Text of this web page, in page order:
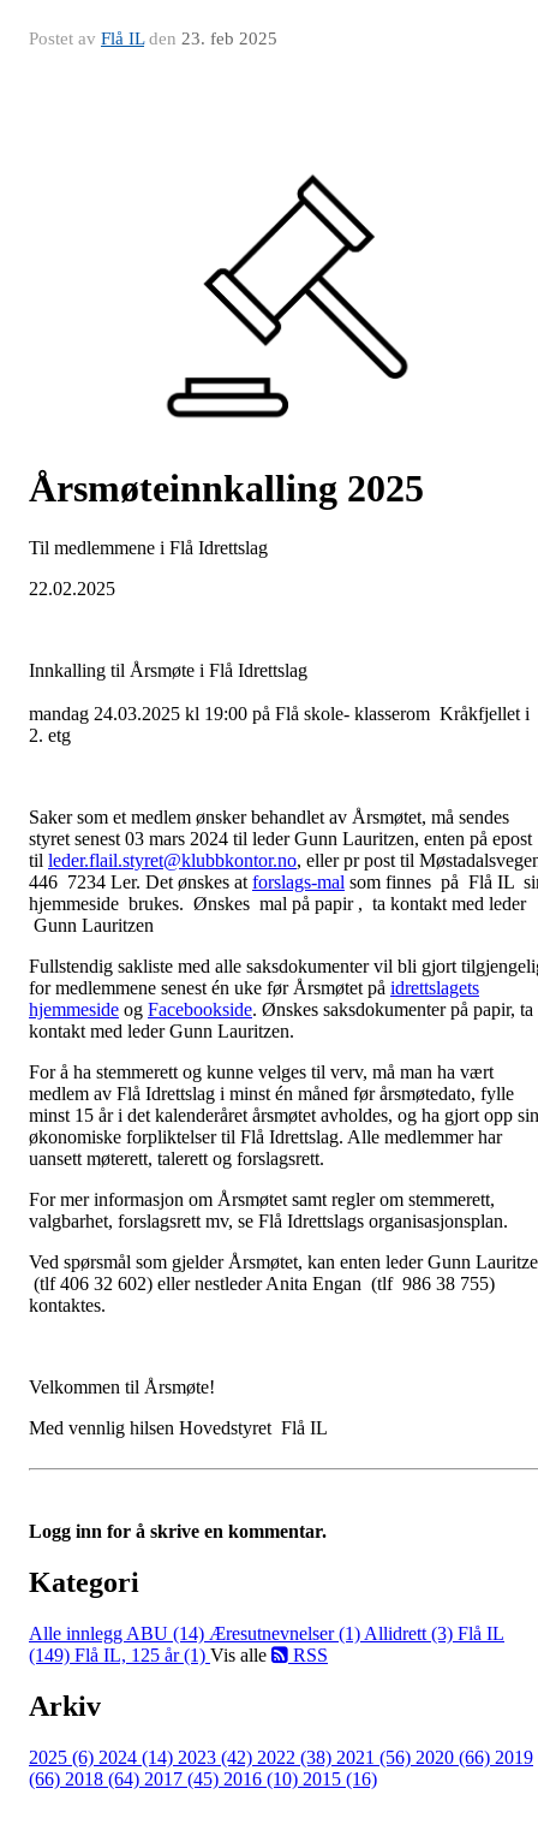
Postet av Flå ILden 23. feb 2025
Årsmøteinnkalling 2025
Til medlemmene i Flå Idrettslag
22.02.2025
Innkalling til Årsmøte i Flå Idrettslag
mandag 24.03.2025 kl 19:00 på Flå skole- klasserom Kråkfjellet i
2. etg
Saker som et medlem ønsker behandlet av Årsmøtet, må sendes
styret senest 03 mars 2024 til leder Gunn Lauritzen, enten på epost
til leder.flail.styret@klubbkontor.no, eller pr post til
446 7234 Ler. Det ønskes at forslags-mal som finnes på Flå IL
hjemmeside brukes. Ønskes mal på papir , ta kontakt med leder
Gunn Lauritzen
Fullstendig sakliste med alle saksdokumenter vil bli gjort
for medlemmene senest én uke før Årsmøtet på idrettslagets
hjemmeside og Facebookside. Ønskes saksdokumenter på papir, ta
kontakt med leder Gunn Lauritzen.
For å ha stemmerett og kunne velges til verv, må man ha vært
medlem av Flå Idrettslag i minst én måned før årsmøtedato, fylle
minst 15 år i det kalenderåret årsmøtet avholdes, og ha gjort opp
økonomiske forpliktelser til Flå Idrettslag. Alle medlemmer har
uansett møterett, talerett og forslagsrett.
For mer informasjon om Årsmøtet samt regler om stemmerett,
valgbarhet, forslagsrett mv, se Flå Idrettslags organisasjonsplan.
Ved spørsmål som gjelder Årsmøtet, kan enten leder Gunn
(tlf 406 32 602) eller nestleder Anita Engan (tlf 986 38 755)
kontaktes.
Velkommen til Årsmøte!
Med vennlig hilsen Hovedstyret Flå IL
Logg inn for å skrive en kommentar.
Kategori
Alle innlegg ABU (14) Æresutnevnelser (1) Allidrett (3) Flå IL
(149) Flå IL, 125 år (1) Vis alle RSS
Arkiv
2025 (6) 2024 (14) 2023 (42) 2022 (38) 2021 (56) 2020 (66) 2019
(66) 2018 (64) 2017 (45) 2016 (10) 2015 (16)